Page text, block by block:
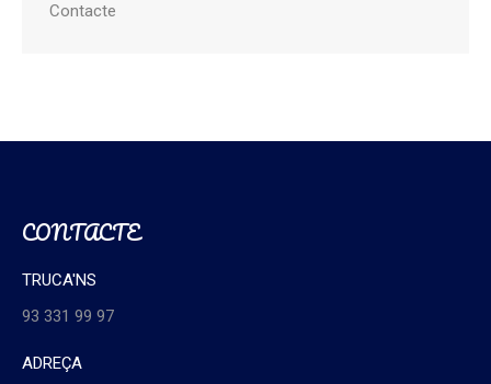
Contacte
CONTACTE
TRUCA'NS
93 331 99 97
ADREÇA